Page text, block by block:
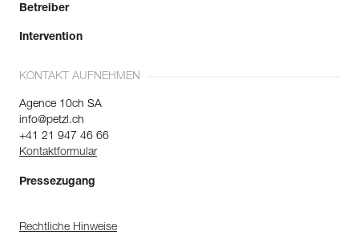
Betreiber
Intervention
KONTAKT AUFNEHMEN
Agence 10ch SA
info@petzl.ch
+41 21 947 46 66
Kontaktformular
Pressezugang
Rechtliche Hinweise